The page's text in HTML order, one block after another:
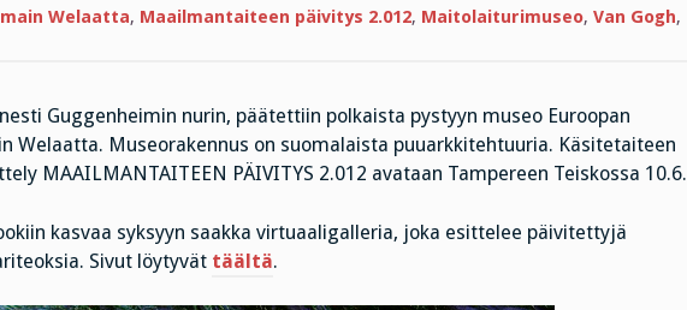
vähän
vakavampaa
Welaatta, Maailmantaiteen päivitys 2.012, Maitolaiturimuseo, Van Gogh,
Guggenheimin nurin, päätettiin polkaista pystyyn museo Euroopan
Welaatta. Museorakennus on suomalaista puuarkkitehtuuria. Käsitetaiteen
MAAILMANTAITEEN PÄIVITYS 2.012 avataan Tampereen Teiskossa 10.6.
kasvaa syksyyn saakka virtuaaligalleria, joka esittelee päivitettyjä
Sivut löytyvät täältä.